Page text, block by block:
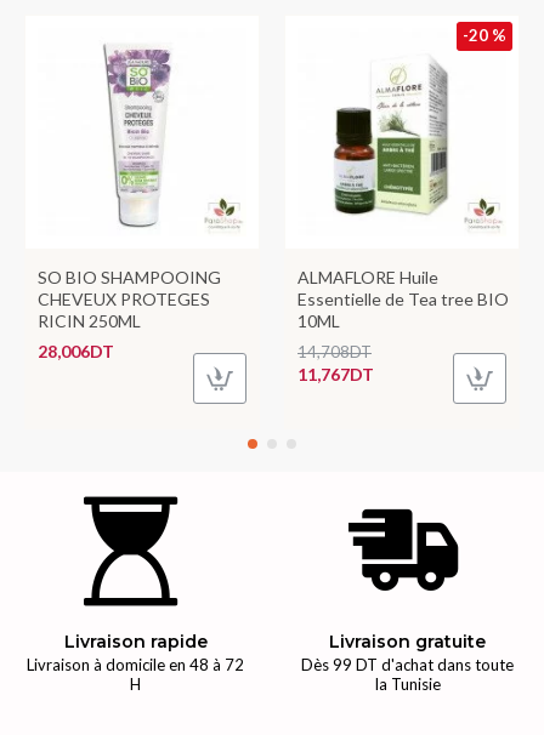
SO BIO SHAMPOOING
CHEVEUX PROTEGES
RICIN 250ML
28,006DT
-20 %
ALMAFLORE Huile
Essentielle de Tea tree BIO
10ML
11,767DT
14,708DT
Livraison rapide
Livraison à domicile en 48 à 72
H
Livraison gratuite
Dès 99 DT d'achat dans toute
la Tunisie